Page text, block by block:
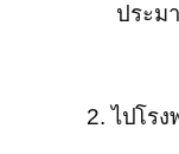
ประม
2. ไปโรง